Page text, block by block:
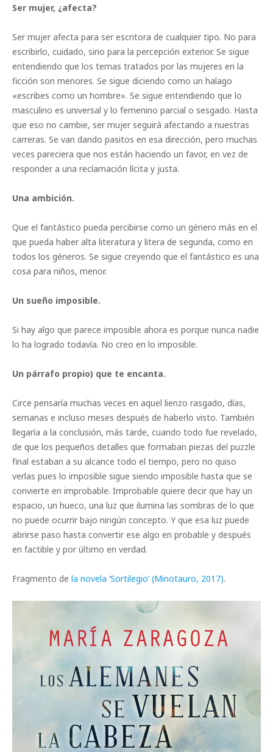
Ser mujer, ¿afecta?
Ser mujer afecta para ser escritora de cualquier tipo. No para
escribirlo, cuidado, sino para la percepción exterior. Se sigue
entendiendo que los temas tratados por las mujeres en la
ficción son menores. Se sigue diciendo como un halago
«escribes como un hombre». Se sigue entendiendo que lo
masculino es universal y lo femenino parcial o sesgado. Hasta
que eso no cambie, ser mujer seguirá afectando a nuestras
carreras. Se van dando pasitos en esa dirección, pero muchas
veces pareciera que nos están haciendo un favor, en vez de
responder a una reclamación lícita y justa.
Una ambición.
Que el fantástico pueda percibirse como un género más en el
que pueda haber alta literatura y litera de segunda, como en
todos los géneros. Se sigue creyendo que el fantástico es una
cosa para niños, menor.
Un sueño imposible.
Si hay algo que parece imposible ahora es porque nunca nadie
lo ha logrado todavía. No creo en lo imposible.
Un párrafo propio) que te encanta.
Circe pensaría muchas veces en aquel lienzo rasgado, días,
semanas e incluso meses después de haberlo visto. También
llegaría a la conclusión, más tarde, cuando todo fue revelado,
de que los pequeños detalles que formaban piezas del puzzle
final estaban a su alcance todo el tiempo, pero no quiso
verlas pues lo imposible sigue siendo imposible hasta que se
convierte en improbable. Improbable quiere decir que hay un
espacio, un hueco, una luz que ilumina las sombras de lo que
no puede ocurrir bajo ningún concepto. Y que esa luz puede
abrirse paso hasta convertir ese algo en probable y después
en factible y por último en verdad.
Fragmento de la novela ‘Sortilegio’ (Minotauro, 2017).